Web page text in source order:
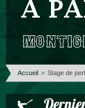
Accueil > Stage de